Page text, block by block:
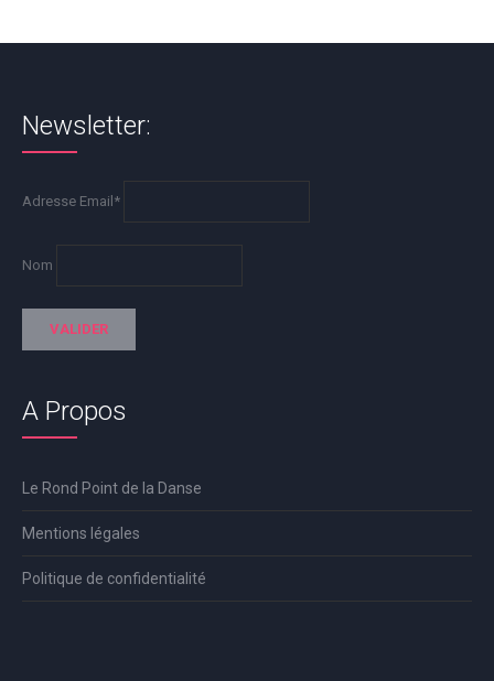
Newsletter:
Adresse Email*
Nom
A Propos
Le Rond Point de la Danse
Mentions légales
Politique de confidentialité